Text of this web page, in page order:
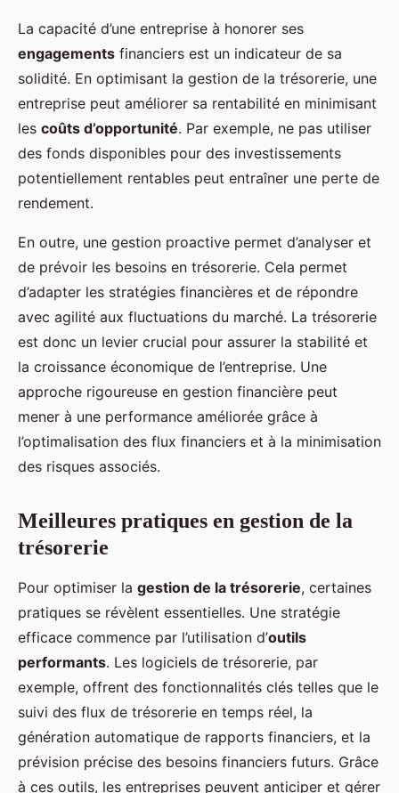
La capacité d’une entreprise à honorer ses
engagements financiers est un indicateur de sa
solidité. En optimisant la gestion de la trésorerie, une
entreprise peut améliorer sa rentabilité en minimisant
les coûts d’opportunité. Par exemple, ne pas utiliser
des fonds disponibles pour des investissements
potentiellement rentables peut entraîner une perte de
rendement.
En outre, une gestion proactive permet d’analyser et
de prévoir les besoins en trésorerie. Cela permet
d’adapter les stratégies financières et de répondre
avec agilité aux fluctuations du marché. La trésorerie
est donc un levier crucial pour assurer la stabilité et
la croissance économique de l’entreprise. Une
approche rigoureuse en gestion financière peut
mener à une performance améliorée grâce à
l’optimalisation des flux financiers et à la minimisation
des risques associés.
Meilleures pratiques en gestion de la
trésorerie
Pour optimiser la gestion de la trésorerie, certaines
pratiques se révèlent essentielles. Une stratégie
efficace commence par l’utilisation d’outils
performants. Les logiciels de trésorerie, par
exemple, offrent des fonctionnalités clés telles que le
suivi des flux de trésorerie en temps réel, la
génération automatique de rapports financiers, et la
prévision précise des besoins financiers futurs. Grâce
à ces outils, les entreprises peuvent anticiper et gérer